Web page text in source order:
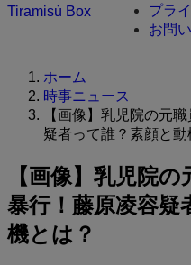
Tiramisù Box
プラ
お問
ホーム
時事ニュース
【画像】乳児院の元
疑者って誰？素顔と動
【画像】乳児院
暴行！藤原凌容疑
機とは？